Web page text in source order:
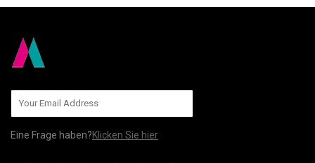
Eine Frage haben?Klicken Sie hier